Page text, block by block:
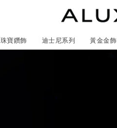
珠寶鑽飾 迪士尼系列 黃金金飾